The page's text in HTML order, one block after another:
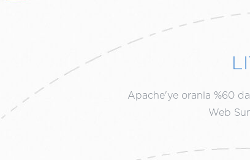
Apache'ye oranla %60
Web